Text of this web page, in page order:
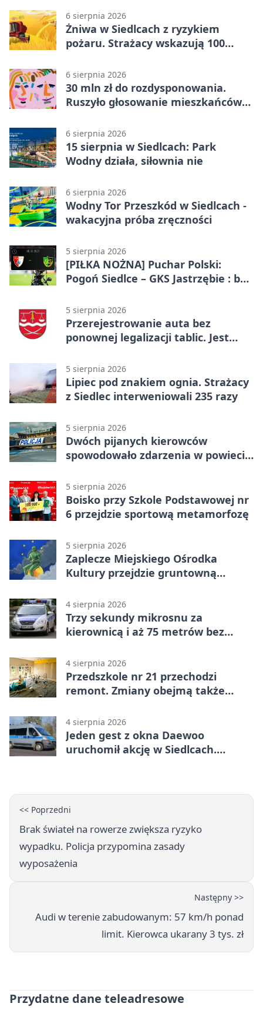
6 sierpnia 2026
Żniwa w Siedlcach z ryzykiem
pożaru. Strażacy wskazują 100
6 sierpnia 2026
30 mln zł do rozdysponowania.
Ruszyło głosowanie mieszkańców
6 sierpnia 2026
15 sierpnia w Siedlcach: Park
Wodny działa, siłownia nie
6 sierpnia 2026
Wodny Tor Przeszkód w Siedlcach -
wakacyjna próba zręczności
5 sierpnia 2026
[PIŁKA NOŻNA] Puchar Polski:
Pogoń Siedlce – GKS Jastrzębie : bez
5 sierpnia 2026
Przerejestrowanie auta bez
ponownej legalizacji tablic. Jest
5 sierpnia 2026
Lipiec pod znakiem ognia. Strażacy
z Siedlec interweniowali 235 razy
5 sierpnia 2026
Dwóch pijanych kierowców
spowodowało zdarzenia w powiecie
5 sierpnia 2026
Boisko przy Szkole Podstawowej nr
6 przejdzie sportową metamorfozę
5 sierpnia 2026
Zaplecze Miejskiego Ośrodka
Kultury przejdzie gruntowną
4 sierpnia 2026
Trzy sekundy mikrosnu za
kierownicą i aż 75 metrów bez
4 sierpnia 2026
Przedszkole nr 21 przechodzi
remont. Zmiany obejmą także
4 sierpnia 2026
Jeden gest z okna Daewoo
uruchomił akcję w Siedlcach.
<< Poprzedni
Brak świateł na rowerze zwiększa ryzyko
wypadku. Policja przypomina zasady
wyposażenia
Następny >>
Audi w terenie zabudowanym: 57 km/h ponad
limit. Kierowca ukarany 3 tys. zł
Przydatne dane teleadresowe